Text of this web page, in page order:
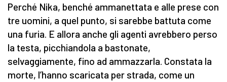
Perché Nika, benché ammanettata e alle prese con
tre uomini, a quel punto, si sarebbe battuta come
una furia. E allora anche gli agenti avrebbero perso
la testa, picchiandola a bastonate,
selvaggiamente, fino ad ammazzarla. Constata la
morte, l’hanno scaricata per strada, come un